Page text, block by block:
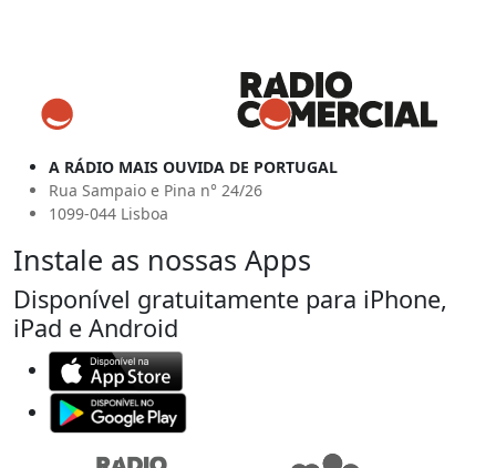
A RÁDIO MAIS OUVIDA DE PORTUGAL
Rua Sampaio e Pina n° 24/26
1099-044 Lisboa
Instale as nossas Apps
Disponível gratuitamente para iPhone,
iPad e Android